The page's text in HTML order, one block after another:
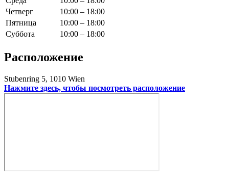
Четверг
10:00 – 18:00
Пятница
10:00 – 18:00
Суббота
10:00 – 18:00
Расположение
Stubenring 5, 1010 Wien
Нажмите здесь, чтобы посмотреть расположение